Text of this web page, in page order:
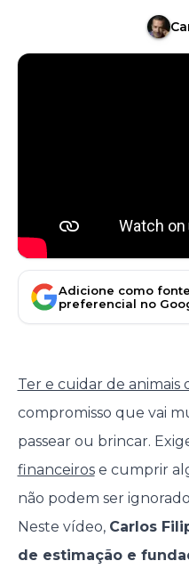
Adicione como fonte
preferencial no
Ter e cuidar de animais
compromisso que vai
passear ou brincar.
financeirose cumprir
não podem ser
Neste vídeo, Carlos
de estimação e